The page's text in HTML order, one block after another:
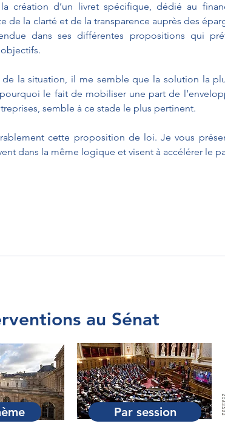
création d’un livret spécifique, dédié au
de la clarté et de la transparence auprès des
dans ses différentes propositions qui
objectifs.
la situation, il me semble que la solution la
le fait de mobiliser une part de
semble à ce stade le plus pertinent.
cette proposition de loi. Je vous
dans la même logique et visent à accélérer le
au Sénat
Par session